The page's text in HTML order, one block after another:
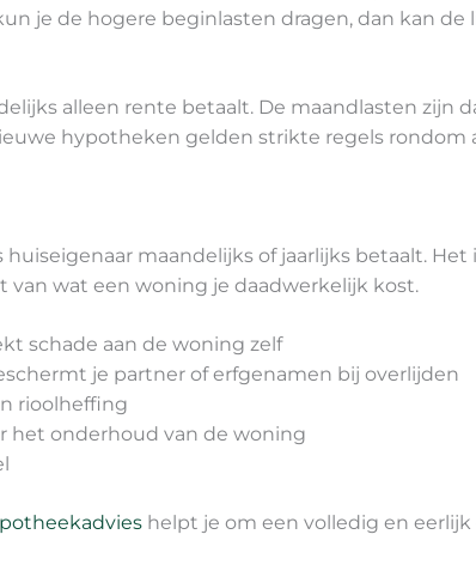
je de hogere beginlasten dragen, dan kan de
alleen rente betaalt. De maandlasten zijn
hypotheken gelden strikte regels rondom
maandelijks of jaarlijks betaalt. Het
van wat een woning je daadwerkelijk kost.
schade aan de woning zelf
je partner of erfgenamen bij overlijden
rioolheffing
het onderhoud van de woning
helpt je om een volledig en